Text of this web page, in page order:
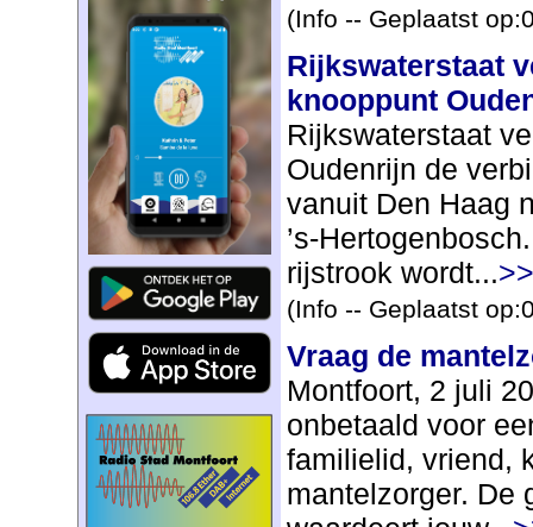
(Info -- Geplaatst
Rijkswaterstaat
knooppunt
Rijkswaterstaat
Oudenrijn de
vanuit Den Haag
rijstrook wordt...
(Info -- Geplaatst
Vraag de
Montfoort, 2 juli
onbetaald voor
familielid, vriend,
mantelzorger. De